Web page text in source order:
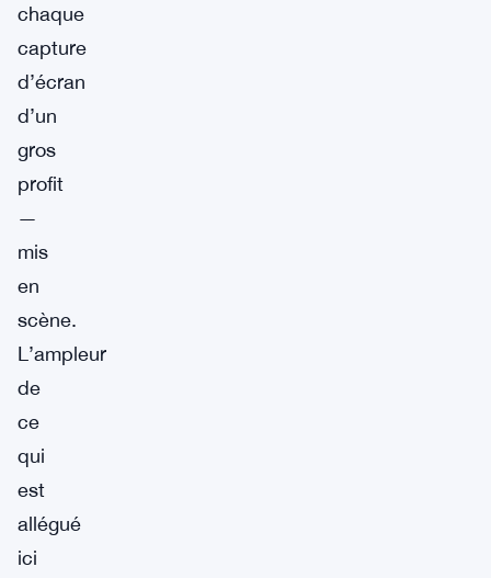
chaque
capture
d’écran
d’un
gros
profit
—
mis
en
scène.
L’ampleur
de
ce
qui
est
allégué
ici